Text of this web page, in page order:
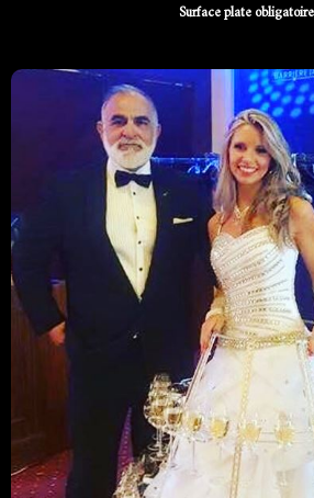
Surface plate obligatoire